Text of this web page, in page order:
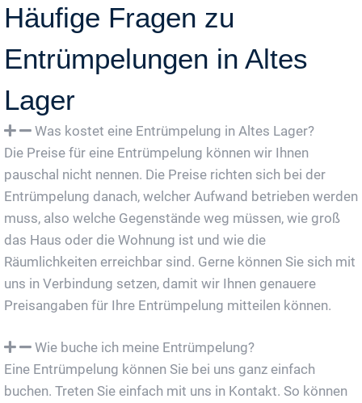
Häufige Fragen zu
Entrümpelungen in Altes
Lager
Was kostet eine Entrümpelung in Altes Lager?
Die Preise für eine Entrümpelung können wir Ihnen
pauschal nicht nennen. Die Preise richten sich bei der
Entrümpelung danach, welcher Aufwand betrieben werden
muss, also welche Gegenstände weg müssen, wie groß
das Haus oder die Wohnung ist und wie die
Räumlichkeiten erreichbar sind. Gerne können Sie sich mit
uns in Verbindung setzen, damit wir Ihnen genauere
Preisangaben für Ihre Entrümpelung mitteilen können.
Wie buche ich meine Entrümpelung?
Eine Entrümpelung können Sie bei uns ganz einfach
buchen. Treten Sie einfach mit uns in Kontakt. So können